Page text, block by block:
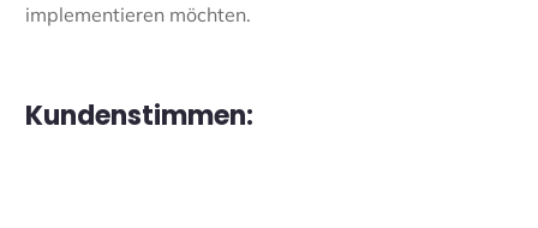
implementieren möchten.
Kundenstimmen: